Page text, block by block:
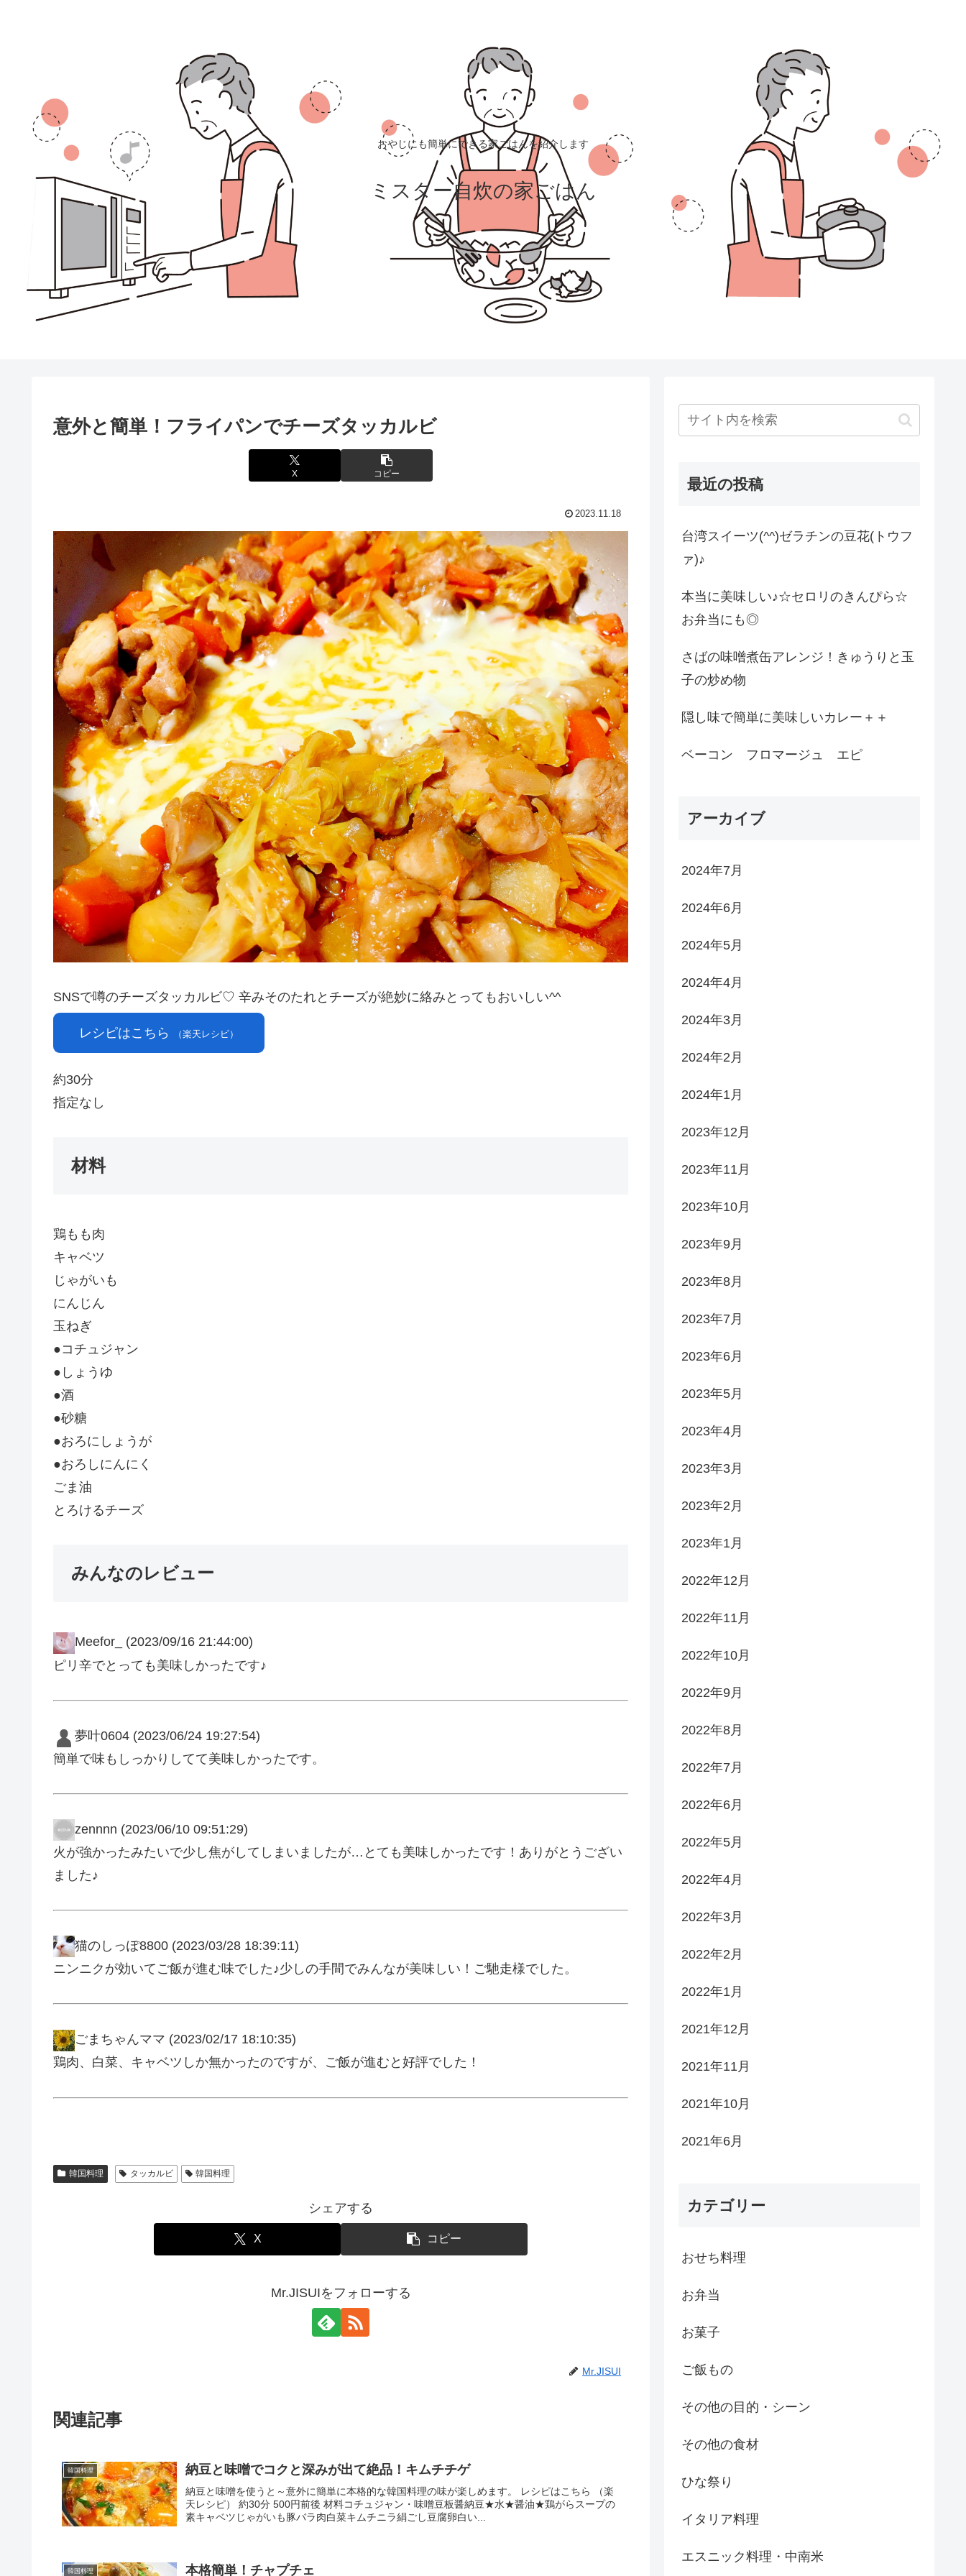
おやじにも簡単にできる家ごはんを紹介します
ミスター自炊の家ごはん
意外と簡単！フライパンでチーズタッカルビ
X コピー
2023.11.18
SNSで噂のチーズタッカルビ♡ 辛みそのたれとチーズが絶妙に絡みとってもおいしい^^
レシピはこちら （楽天レシピ）
約30分
指定なし
材料
鶏もも肉
キャベツ
じゃがいも
にんじん
玉ねぎ
●コチュジャン
●しょうゆ
●酒
●砂糖
●おろにしょうが
●おろしにんにく
ごま油
とろけるチーズ
みんなのレビュー
Meefor_
(2023/09/16 21:44:00)
ピリ辛でとっても美味しかったです♪
夢叶0604 (2023/06/24 19:27:54)
簡単で味もしっかりしてて美味しかったです。
zennnn (2023/06/10 09:51:29)
火が強かったみたいで少し焦がしてしまいましたが…とても美味しかったです！ありがとうござい
ました♪
猫のしっぽ8800 (2023/03/28 18:39:11)
ニンニクが効いてご飯が進む味でした♪少しの手間でみんなが美味しい！ご馳走様でした。
ごまちゃんママ (2023/02/17 18:10:35)
鶏肉、白菜、キャベツしか無かったのですが、ご飯が進むと好評でした！
韓国料理 タッカルビ 韓国料理
シェアする
X コピー
Mr.JISUIをフォローする
Mr.JISUI
関連記事
韓国料理 納豆と味噌でコクと深みが出て絶品！キムチチゲ
納豆と味噌を使うと～意外に簡単に本格的な韓国料理の味が楽しめます。 レシピはこちら （楽
天レシピ） 約30分 500円前後 材料コチュジャン・味噌豆板醤納豆★水★醤油★鶏がらスープの
素キャベツじゃがいも豚バラ肉白菜キムチニラ絹ごし豆腐卵白い...
韓国料理 本格簡単！チャプチェ
最近の投稿
台湾スイーツ(^^)ゼラチンの豆花(トウフ
ァ)♪
本当に美味しい♪☆セロリのきんぴら☆
お弁当にも◎
さばの味噌煮缶アレンジ！きゅうりと玉
子の炒め物
隠し味で簡単に美味しいカレー＋＋
ベーコン フロマージュ エピ
アーカイブ
2024年7月
2024年6月
2024年5月
2024年4月
2024年3月
2024年2月
2024年1月
2023年12月
2023年11月
2023年10月
2023年9月
2023年8月
2023年7月
2023年6月
2023年5月
2023年4月
2023年3月
2023年2月
2023年1月
2022年12月
2022年11月
2022年10月
2022年9月
2022年8月
2022年7月
2022年6月
2022年5月
2022年4月
2022年3月
2022年2月
2022年1月
2021年12月
2021年11月
2021年10月
2021年6月
カテゴリー
おせち料理
お弁当
お菓子
ご飯もの
その他の目的・シーン
その他の食材
ひな祭り
イタリア料理
エスニック料理・中南米